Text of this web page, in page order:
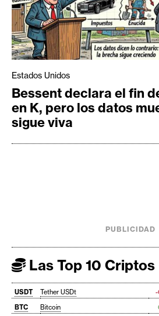
Estados Unidos
Bessent declara el fin
en K, pero los datos
sigue viva
PUBLICIDAD
Las Top 10
USDT Tether USDt
BTC
Bitcoin